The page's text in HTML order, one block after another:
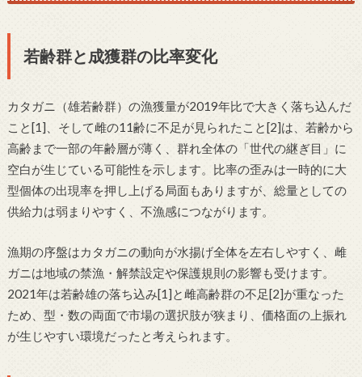
若齢群と成獲群の比率変化
カタガニ（雄若齢群）の漁獲量が2019年比で大きく落ち込んだ
こと[1]、そして雌の11齢に不足が見られたこと[2]は、若齢から
高齢まで一部の年齢層が薄く、群れ全体の「世代の継ぎ目」に
空白が生じている可能性を示します。比率の歪みは一時的に大
型個体の出現率を押し上げる局面もありますが、総量としての
供給力は弱まりやすく、不漁感につながります。
漁期の序盤はカタガニの動向が水揚げ全体を左右しやすく、雌
ガニは地域の禁漁・解禁設定や保護規則の影響も受けます。
2021年は若齢雄の落ち込み[1]と雌高齢群の不足[2]が重なった
ため、型・数の両面で市場の選択肢が狭まり、価格面の上振れ
が生じやすい環境だったと考えられます。